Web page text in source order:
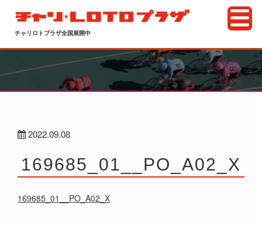
チャリロトプラザ全国展開中
2022.09.08
169685_01__PO_A02_X
169685_01__PO_A02_X